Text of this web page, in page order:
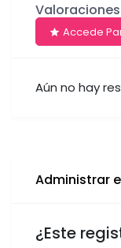
Valoraciones
Accede
Aún no hay
Administrar
¿Este